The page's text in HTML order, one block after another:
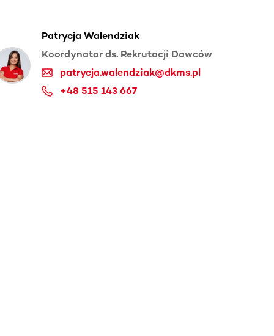
Patrycja Walendziak
Koordynator ds. Rekrutacji Dawców
patrycja.walendziak@dkms.pl
+48 515 143 667